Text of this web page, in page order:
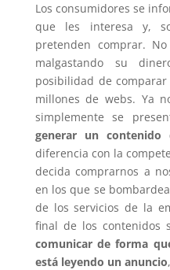
Los consumidores se
que les interesa y,
pretenden comprar.
malgastando su
posibilidad de
millones de webs. Ya
simplemente se
generar un contenido
diferencia con la
decida comprarnos a
en los que se
de los servicios de la
final de los contenidos
comunicar de forma
está leyendo un anuncio